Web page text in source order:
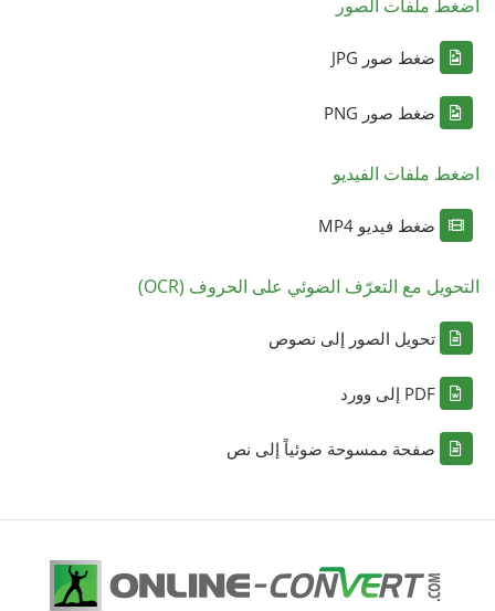
اضغط ملفات الصور
ضغط صور JPG
ضغط صور PNG
اضغط ملفات الفيديو
ضغط فيديو MP4
التحويل مع التعرّف الضوئي على الحروف (OCR)
تحويل الصور إلى نصوص
PDF إلى وورد
صفحة ممسوحة ضوئياً إلى نص